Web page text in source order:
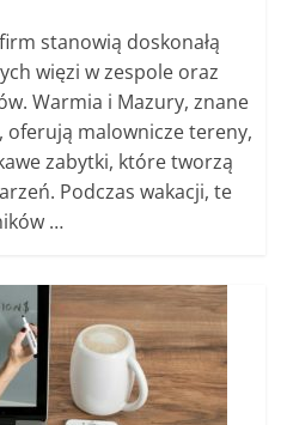
stanowią doskonałą
więzi w zespole oraz
Warmia i Mazury, znane
oferują malownicze tereny,
zabytki, które tworzą
Podczas wakacji, te
…